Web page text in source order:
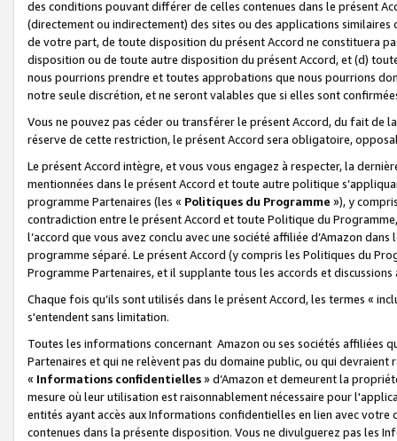
des conditions pouvant différer de celles contenues dans le présent
(directement ou indirectement) des sites ou des applications
de votre part, de toute disposition du présent Accord ne constituera
disposition ou de toute autre disposition du présent Accord, et (d)
nous pourrions prendre et toutes approbations que nous pourrions
notre seule discrétion, et ne seront valables que si elles sont
Vous ne pouvez pas céder ou transférer le présent Accord, du fait de
réserve de cette restriction, le présent Accord sera obligatoire,
Le présent Accord intègre, et vous vous engagez à respecter, la
mentionnées dans le présent Accord et toute autre politique
programme Partenaires (les « Politiques du Programme »), y
contradiction entre le présent Accord et toute Politique du
l’accord que vous avez conclu avec une société affiliée d’Amazon
programme séparé. Le présent Accord (y compris les Politiques du
Programme Partenaires, et il supplante tous les accords et discussions
Chaque fois qu’ils sont utilisés dans le présent Accord, les termes «
s'entendent sans limitation.
Toutes les informations concernant Amazon ou ses sociétés affiliées
Partenaires et qui ne relèvent pas du domaine public, ou qui
« Informations confidentielles» d’Amazon et demeurent la
mesure où leur utilisation est raisonnablement nécessaire pour
entités ayant accès aux Informations confidentielles en lien avec
contenues dans la présente disposition. Vous ne divulguerez pas les